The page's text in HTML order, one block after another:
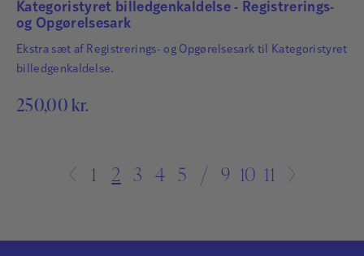
Kategoristyret billedgenkaldelse - Registrerings-
og Opgørelsesark
Ekstra sæt af Registrerings- og Opgørelsesark til Kategoristyret
billedgenkaldelse.
250,00 kr.
← 1 2 3 4 5 … 9 10 11 →